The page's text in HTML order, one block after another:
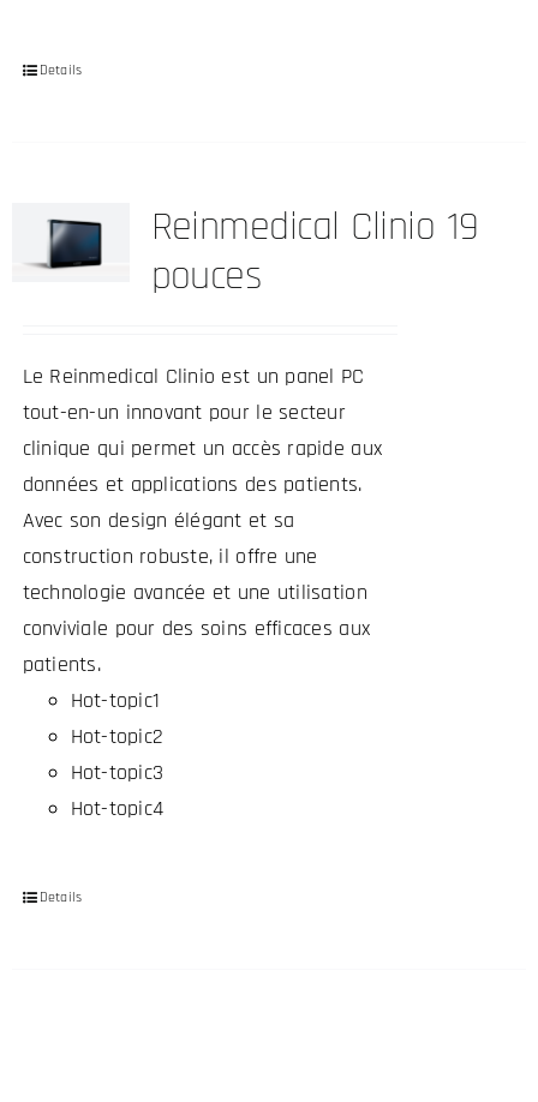
Details
Reinmedical Clinio 19
pouces
Le Reinmedical Clinio est un panel PC
tout-en-un innovant pour le secteur
clinique qui permet un accès rapide aux
données et applications des patients.
Avec son design élégant et sa
construction robuste, il offre une
technologie avancée et une utilisation
conviviale pour des soins efficaces aux
patients.
Hot-topic1
Hot-topic2
Hot-topic3
Hot-topic4
Details